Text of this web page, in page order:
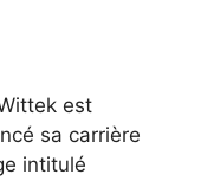
est
sa carrière
intitulé